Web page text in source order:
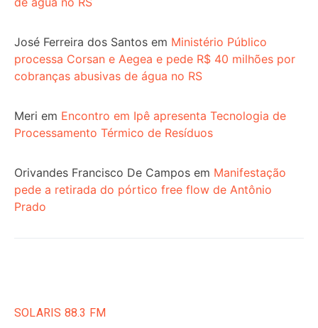
José Ferreira dos Santos em Ministério Público
processa Corsan e Aegea e pede R$ 40 milhões por
cobranças abusivas de água no RS
Meri em Encontro em Ipê apresenta Tecnologia de
Processamento Térmico de Resíduos
Orivandes Francisco De Campos em Manifestação
pede a retirada do pórtico free flow de Antônio
Prado
SOLARIS 88.3 FM